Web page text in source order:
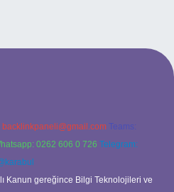
backlinkpaneli@gmail.com Teams:
0262 606 0 726 Telegram:
Kanun gereğince Bilgi Teknolojileri ve